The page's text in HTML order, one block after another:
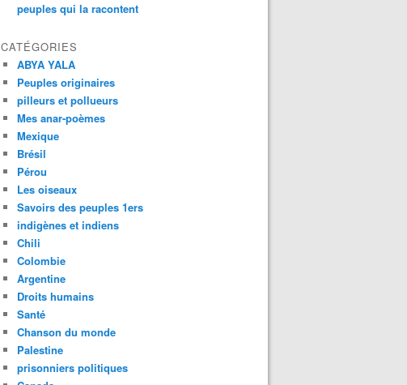
peuples qui la racontent
CATÉGORIES
ABYA YALA
Peuples originaires
pilleurs et pollueurs
Mes anar-poèmes
Mexique
Brésil
Pérou
Les oiseaux
Savoirs des peuples 1ers
indigènes et indiens
Chili
Colombie
Argentine
Droits humains
Santé
Chanson du monde
Palestine
prisonniers politiques